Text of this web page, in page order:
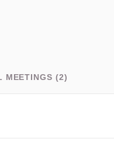
MEETINGS (2)